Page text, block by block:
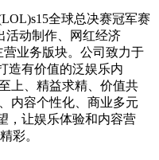
全球总决赛冠军赛
活动制作、网红经济
务版块。公司致力于
造有价值的泛娱乐内
、精益求精、价值共
、内容个性化、商业多元
，让娱乐体验和内容营
。